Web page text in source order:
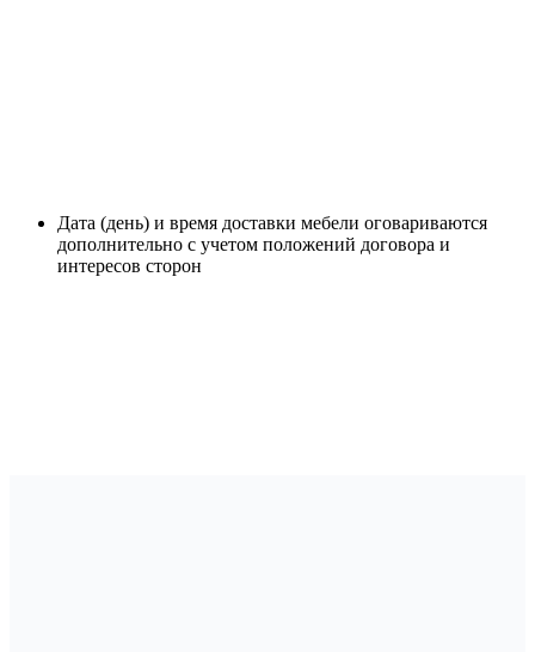
Дата (день) и время доставки мебели оговариваются
дополнительно с учетом положений договора и
интересов сторон